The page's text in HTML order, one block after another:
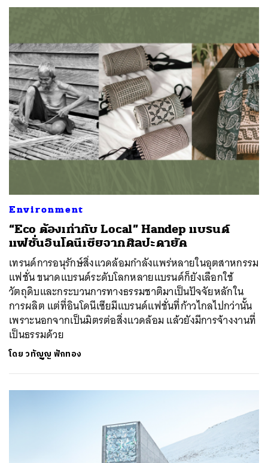
Environment
“Eco ต้องเท่ากับ Local” Handep แบรนด์
แฟชั่นอินโดนีเซียจากศิลปะดายัค
เทรนด์การอนุรักษ์สิ่งแวดล้อมกำลังแพร่หลายในอุตสาหกรรม
แฟชั่น ขนาดแบรนด์ระดับโลกหลายแบรนด์ก็ยังเลือกใช้
วัตถุดิบและกระบวนการทางธรรมชาติมาเป็นปัจจัยหลักใน
การผลิต แต่ที่อินโดนีเซียมีแบรนด์แฟชั่นที่ก้าวไกลไปกว่านั้น
เพราะนอกจากเป็นมิตรต่อสิ่งแวดล้อม แล้วยังมีการจ้างงานที่
เป็นธรรมด้วย
โดยวทัญญู ฟักทอง